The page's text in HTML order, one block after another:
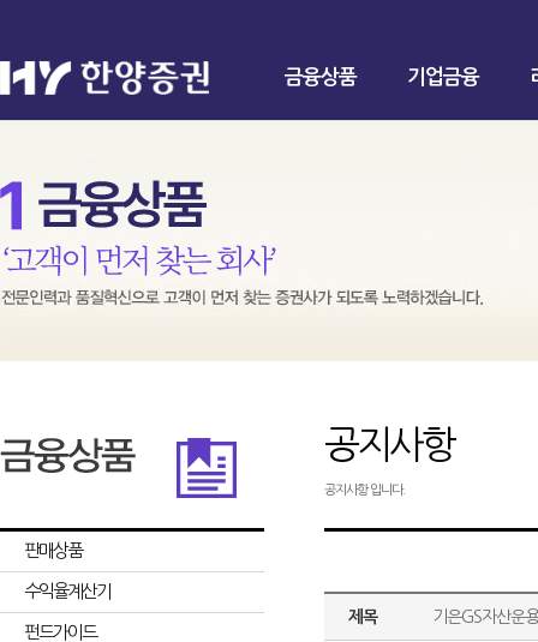
금융상품 기업금융
판매상품
수익율계산기
펀드가이드
공지사항
공지사항 입니다.
제목 기은GS자산운